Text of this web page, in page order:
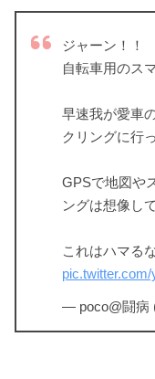
ジャーン！！
自転車用のス
早速我が愛車
クリングに行
GPSで地図や
ングは想像し
これはハマる
— poco@闘病